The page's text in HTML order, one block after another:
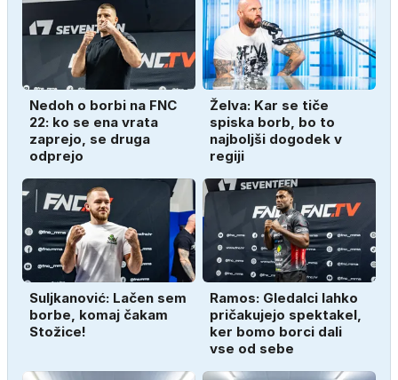
Nedoh o borbi na FNC
22: ko se ena vrata
zaprejo, se druga
odprejo
Želva: Kar se tiče
spiska borb, bo to
najboljši dogodek v
regiji
Suljkanović: Lačen sem
borbe, komaj čakam
Stožice!
Ramos: Gledalci lahko
pričakujejo spektakel,
ker bomo borci dali
vse od sebe